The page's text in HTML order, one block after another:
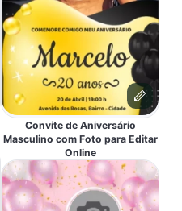
Convite de Aniversário
Masculino com Foto para Editar
Online